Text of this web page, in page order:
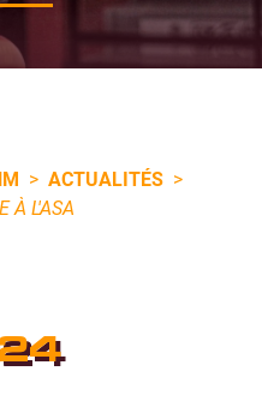
> ACTUALITÉS >
À L'ASA